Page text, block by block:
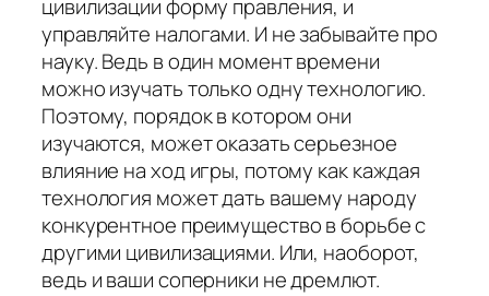
цивилизации форму правления, и
управляйте налогами. И не забывайте про
науку. Ведь в один момент времени
можно изучать только одну технологию.
Поэтому, порядок в котором они
изучаются, может оказать серьезное
влияние на ход игры, потому как каждая
технология может дать вашему народу
конкурентное преимущество в борьбе с
другими цивилизациями. Или, наоборот,
ведь и ваши соперники не дремлют.